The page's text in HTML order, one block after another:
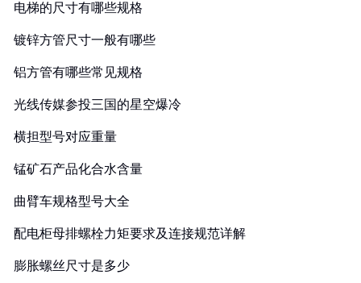
电梯的尺寸有哪些规格
镀锌方管尺寸一般有哪些
铝方管有哪些常见规格
光线传媒参投三国的星空爆冷
横担型号对应重量
锰矿石产品化合水含量
曲臂车规格型号大全
配电柜母排螺栓力矩要求及连接规范详解
膨胀螺丝尺寸是多少